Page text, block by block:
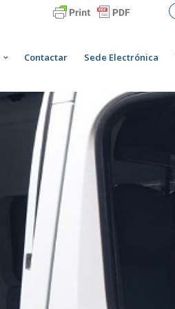
Contactar Sede Electrónica